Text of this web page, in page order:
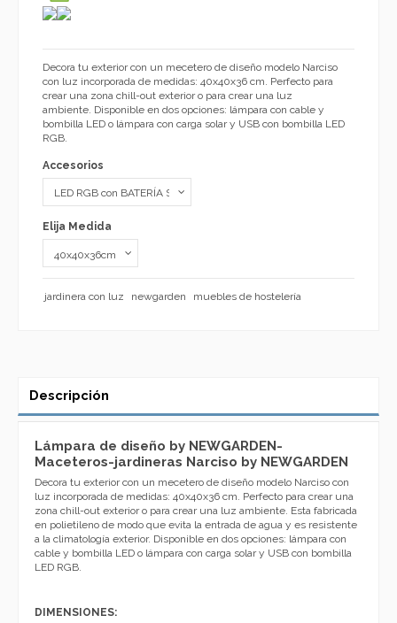
Decora tu exterior con un mecetero de diseño modelo Narciso
con luz incorporada de medidas: 40x40x36 cm. Perfecto para
crear una zona chill-out exterior o para crear una luz
ambiente. Disponible en dos opciones: lámpara con cable y
bombilla LED o lámpara con carga solar y USB con bombilla LED
RGB.
Accesorios
Elija Medida
jardinera con luz newgarden muebles de hostelería
Descripción
Lámpara de diseño by NEWGARDEN-
Maceteros-jardineras Narciso by NEWGARDEN
Decora tu exterior con un mecetero de diseño modelo Narciso con
luz incorporada de medidas: 40x40x36 cm. Perfecto para crear una
zona chill-out exterior o para crear una luz ambiente. Esta fabricada
en polietileno de modo que evita la entrada de agua y es resistente
a la climatología exterior. Disponible en dos opciones: lámpara con
cable y bombilla LED o lámpara con carga solar y USB con bombilla
LED RGB.
DIMENSIONES: